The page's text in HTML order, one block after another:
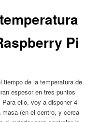
Pi
tiempo de la temperatura de
espesor en tres puntos
ello, voy a disponer 4
(en el centro, y cerca